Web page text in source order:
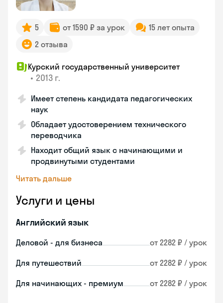
5 от 1590 ₽ за урок
15 лет опыта
2 отзыва
Курский государственный университет
• 2013 г.
Имеет степень кандидата педагогических
наук
Обладает удостоверением технического
переводчика
Находит общий язык с начинающими и
продвинутыми студентами
Читать дальше
Услуги и цены
Английский язык
Деловой - для бизнеса от 2282 ₽ / урок
Для путешествий от 2282 ₽ / урок
Для начинающих - премиум от 2282 ₽ / урок